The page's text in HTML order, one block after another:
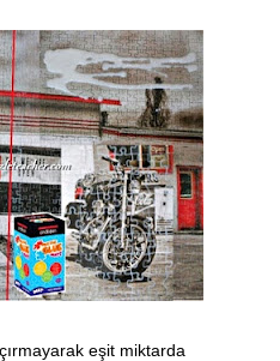
eşit miktarda